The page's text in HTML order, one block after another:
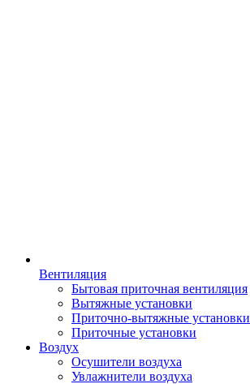
Вентиляция
Бытовая приточная вентиляция
Вытяжные установки
Приточно-вытяжные установки
Приточные установки
Воздух
Осушители воздуха
Увлажнители воздуха